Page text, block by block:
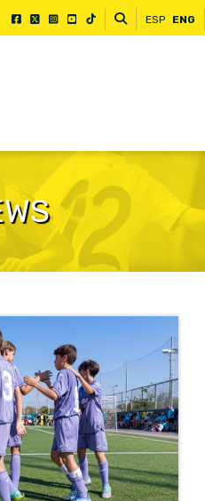
ESP ENG